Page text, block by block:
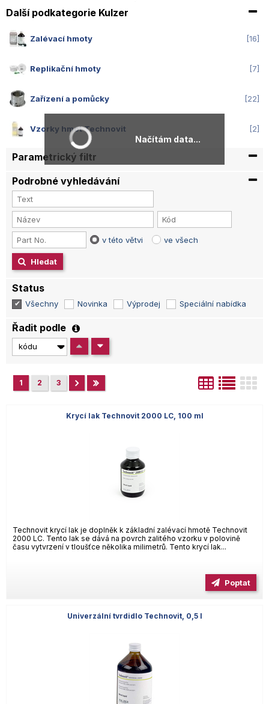
Další podkategorie Kulzer
Zalévací hmoty 16
Replikační hmoty 7
Zařízení a pomůcky 22
Vzorky hmot Technovit 2
Parametrický filtr
Podrobné vyhledávání
v této větvi ve všech
Hledat
Status
Všechny Novinka Výprodej Speciální nabídka
Řadit podle
1 2 3
Krycí lak Technovit 2000 LC, 100 ml
Technovit krycí lak je doplněk k základní zalévací hmotě Technovit
2000 LC. Tento lak se dává na povrch zalitého vzorku v polovině
času vytvrzení v tloušťce několika milimetrů. Tento krycí lak...
Poptat
Univerzální tvrdidlo Technovit, 0,5 l
Načítám data...